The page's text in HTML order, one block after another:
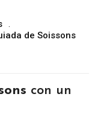
de Soissons
con un